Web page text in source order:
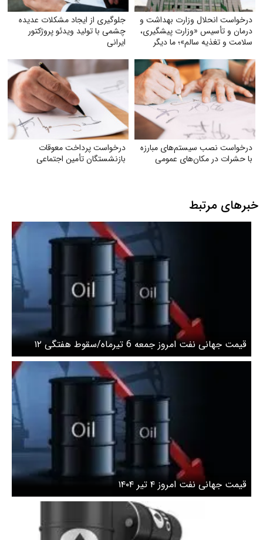
درخواست انحلال وزارت بهداشت و
درمان و تأسیس «وزارت پیشگیری،
سلامت و تغذیه سالم»؛ ما دیگر
باشیم!
جلوگیری از ایجاد مشکلات عدیده
چشمی با تولید ویدئو پروژکتور
ایرانی
درخواست نصب سیستم‌های مبارزه
با حشرات در مکان‌های عمومی
درخواست پرداخت معوقات
بازنشستگان تأمین اجتماعی
خبرهای مرتبط
قیمت جهانی نفت امروز جمعه 6 تیرماه/سقوط هفتگی ۱۲
درصدی قیمت نفت
قیمت جهانی نفت امروز ۴ تیر ۱۴۰۴